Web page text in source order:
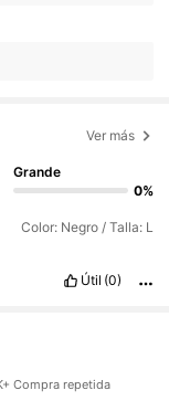
Ver más
Grande
0%
Color: Negro / Talla: L
Útil (0)
Compra repetida